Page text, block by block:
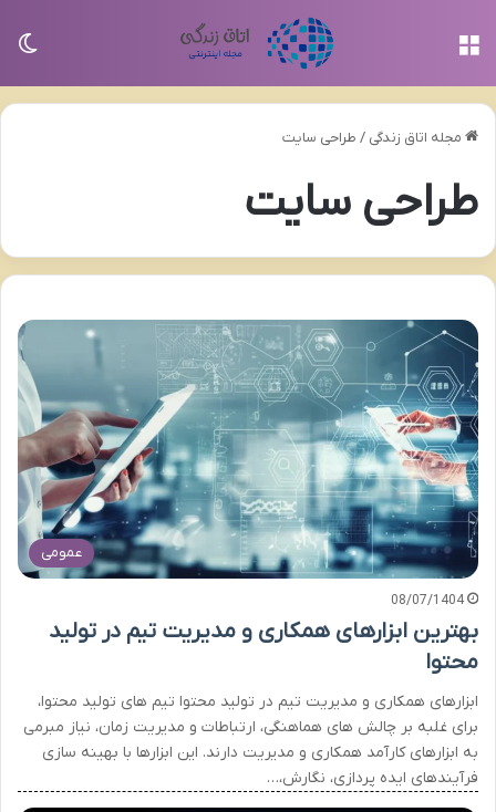
مجله اتاق زندگی / طراحی سایت
طراحی سایت
عمومی
08/07/1404
بهترین ابزارهای همکاری و مدیریت تیم در تولید
محتوا
ابزارهای همکاری و مدیریت تیم در تولید محتوا تیم های تولید محتوا،
برای غلبه بر چالش های هماهنگی، ارتباطات و مدیریت زمان، نیاز مبرمی
به ابزارهای کارآمد همکاری و مدیریت دارند. این ابزارها با بهینه سازی
فرآیندهای ایده پردازی، نگارش،…